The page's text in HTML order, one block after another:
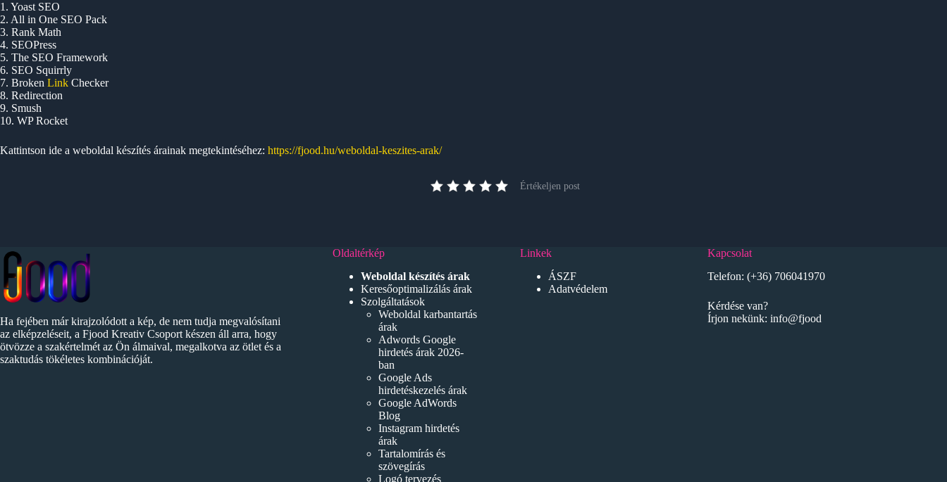
1. Yoast SEO
2. All in One SEO Pack
3. Rank Math
4. SEOPress
5. The SEO Framework
6. SEO Squirrly
7. Broken Link Checker
8. Redirection
9. Smush
10. WP Rocket
Kattintson ide a weboldal készítés árainak megtekintéséhez: https://fjood.hu/weboldal-keszites-arak/
Értékeljen post
Ha fejében már kirajzolódott a kép, de nem tudja megvalósítani
az elképzeléseit, a Fjood Kreativ Csoport készen áll arra, hogy
ötvözze a szakértelmét az Ön álmaival, megalkotva az ötlet és a
szaktudás tökéletes kombinációját.
Oldaltérkép
Weboldal készítés árak
Keresőoptimalizálás árak
Szolgáltatások
Weboldal karbantartás
árak
Adwords Google
hirdetés árak 2026-
ban
Google Ads
hirdetéskezelés árak
Google AdWords
Blog
Instagram hirdetés
árak
Tartalomírás és
szövegírás
Logó tervezés
Linkek
ÁSZF
Adatvédelem
Kapcsolat
Telefon: (+36) 706041970
Kérdése van?
Írjon nekünk: info@fjood